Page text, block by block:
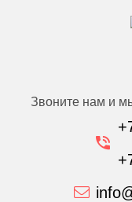
Звоните нам и